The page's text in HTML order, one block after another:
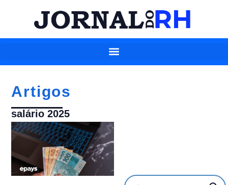
Artigos
salário 2025